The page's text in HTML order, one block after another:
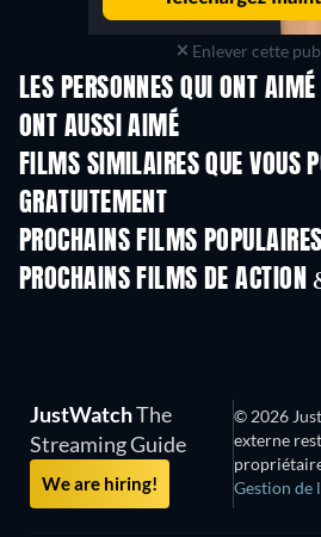
Enlever cette
LES PERSONNES QUI ONT
ONT AUSSI AIMÉ
FILMS SIMILAIRES QUE VOUS
GRATUITEMENT
PROCHAINS FILMS POPULAIRES
PROCHAINS FILMS DE ACTION
JustWatchThe
Streaming Guide
We are hiring!
© 2026
externe
Gestion de